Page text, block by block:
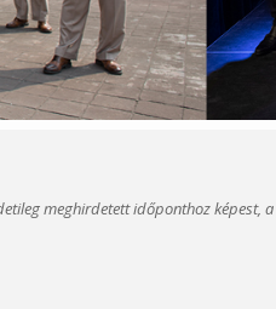
meghirdetett időponthoz